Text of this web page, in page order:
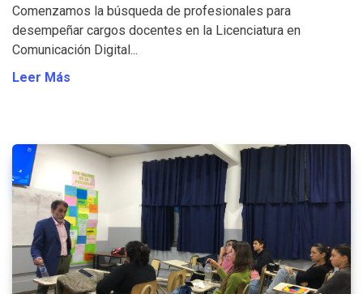
Comenzamos la búsqueda de profesionales para
desempeñar cargos docentes en la Licenciatura en
Comunicación Digital...
Leer Más